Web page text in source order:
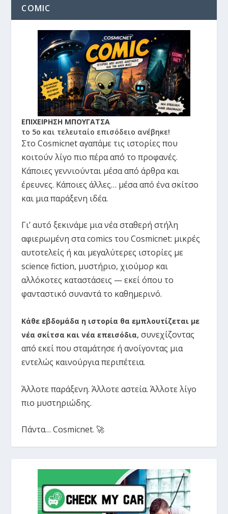
COMIC
ΕΠΙΧΕΙΡΗΣΗ ΜΠΟΥΓΑΤΣΑ
το 5ο και τελευταίο επισόδειο ανέβηκε!
Στο Cosmicnet αγαπάμε τις ιστορίες που
κοιτούν λίγο πιο πέρα από το προφανές.
Κάποιες γεννιούνται μέσα από άρθρα και
έρευνες. Κάποιες άλλες… μέσα από ένα σκίτσο
και μια παράξενη ιδέα.
Γι’ αυτό ξεκινάμε μια νέα σταθερή στήλη
αφιερωμένη στα comics του Cosmicnet: μικρές
αυτοτελείς ή και μεγαλύτερες ιστορίες με
science fiction, μυστήριο, χιούμορ και
αλλόκοτες καταστάσεις — εκεί όπου το
φανταστικό συναντά το καθημερινό.
Κάθε εβδομάδα η ιστορία θα εμπλουτίζεται με
νέα σκίτσα και νέα επεισόδια, συνεχίζοντας
από εκεί που σταμάτησε ή ανοίγοντας μια
εντελώς καινούργια περιπέτεια.
Άλλοτε παράξενη. Άλλοτε αστεία. Άλλοτε λίγο
πιο μυστηριώδης.
Πάντα… Cosmicnet. 🚀